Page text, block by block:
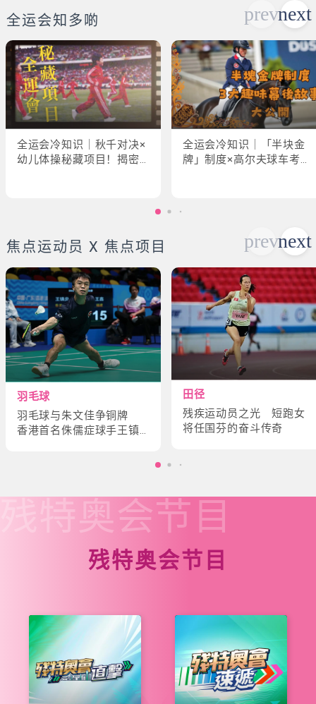
全运会知多啲
全运会冷知识｜秋千对决×
幼儿体操秘藏项目！揭密
全运会冷知识｜「半块金
牌」制度×高尔夫球车考牌
焦点运动员 X 焦点项目
羽毛球
羽毛球与朱文佳争铜牌
香港首名侏儒症球手王镇
田径
残疾运动员之光 短跑女
将任国芬的奋斗传奇
残特奥会节目
残特奥会节目